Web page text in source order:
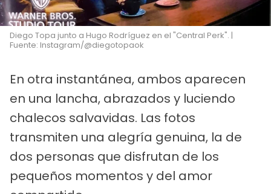
Diego Topa junto a Hugo Rodríguez en el "Central Perk". |
Fuente: Instagram/@diegotopaok
En otra instantánea, ambos aparecen
en una lancha, abrazados y luciendo
chalecos salvavidas. Las fotos
transmiten una alegría genuina, la de
dos personas que disfrutan de los
pequeños momentos y del amor